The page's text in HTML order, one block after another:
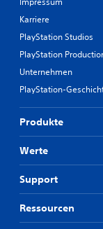
Karriere
PlayStation Studios
PlayStation
Unternehmen
PlayStation-
Produkte
Werte
Support
Ressourcen